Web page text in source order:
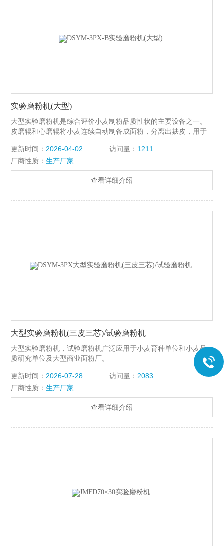
实验磨粉机(大型)
大型实验磨粉机是综合评价小麦制粉品质性状的主要设备之一。
皮磨辊和心磨辊将小麦连续自动制备成面粉，分离出麸皮，用于
和加工品质（蛋白、面筋、降落数值、粉质、拉伸、吹泡、混合
实验、稠度、粘度、揉混等）适用于GB/T 2057、GB/T 5506、
GB/T 17892、 GB/T 17893、GB/T14614、GB/T 14615、GB/T
21118、GB/T 8607、GB/T 8608、GB/T 5504、GB/T 10361、
GB/T 35991、GB/T 35944、NY/T 1094.2、等相关要求
更新时间： 2026-04-02 访问量： 1211
厂商性质：生产厂家
查看详细介绍
大型实验磨粉机(三皮三芯)/试验磨粉机
大型实验磨粉机，试验磨粉机广泛应用于小麦育种单位和小麦品
质研究单位及大型商业面粉厂。
更新时间： 2026-07-28 访问量： 2083
厂商性质：生产厂家
查看详细介绍